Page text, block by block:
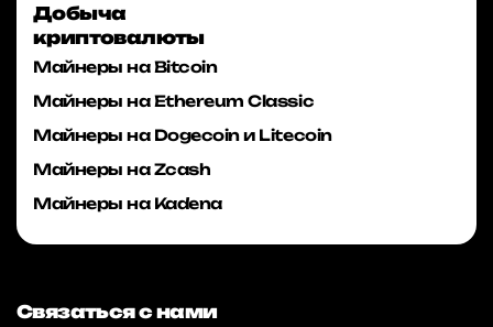
Добыча
криптовалюты
Майнеры на Bitcoin
Майнеры на Ethereum Classic
Майнеры на Dogecoin и Litecoin
Майнеры на Zcash
Майнеры на Kadena
Связаться с нами